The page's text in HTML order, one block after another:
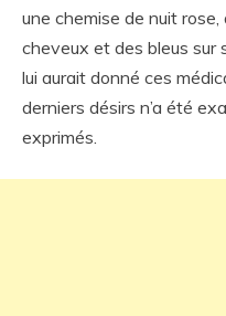
une chemise de nuit
cheveux et des bleus sur
lui aurait donné ces
derniers désirs n’a été
exprimés.